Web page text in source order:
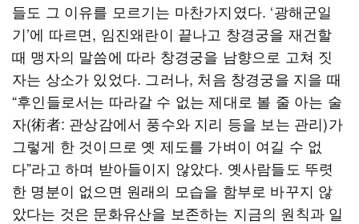
들도 그 이유를 모르기는 마찬가지였다. ‘광해군일
기’에 따르면, 임진왜란이 끝나고 창경궁을 재건할
때 맹자의 말씀에 따라 창경궁을 남향으로 고쳐 짓
자는 상소가 있었다. 그러나, 처음 창경궁을 지을 때
“후인들로서는 따라갈 수 없는 제대로 볼 줄 아는 술
자(術者: 관상감에서 풍수와 지리 등을 보는 관리)가
그렇게 한 것이므로 옛 제도를 가벼이 여길 수 없
다”라고 하며 받아들이지 않았다. 옛사람들도 뚜렷
한 명분이 없으면 원래의 모습을 함부로 바꾸지 않
았다는 것은 문화유산을 보존하는 지금의 원칙과 일